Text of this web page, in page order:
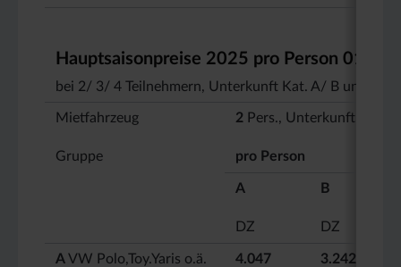
Hauptsaisonpreise 2025 pro Person 01.07.
bei 2/ 3/ 4 Teilnehmern, Unterkunft Kat. A/ B und
Mietfahrzeug
Gruppe
2 Pers., Unterkunft Kat.
pro Person
A
DZ
B
DZ
A VW Polo,Toy.Yaris o.ä. 4.047 3.242